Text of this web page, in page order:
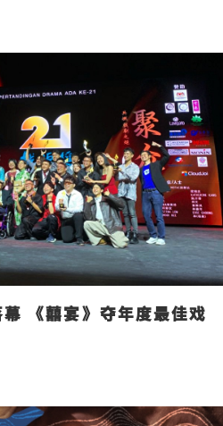
《囍宴》夺年度最佳戏